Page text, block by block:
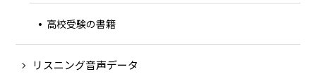
高校受験の書籍
リスニング音声データ